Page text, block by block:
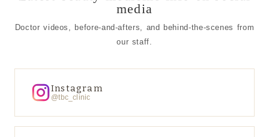
media
Doctor videos, before-and-afters, and behind-the-scenes from
our staff.
Instagram
@tbc_clinic